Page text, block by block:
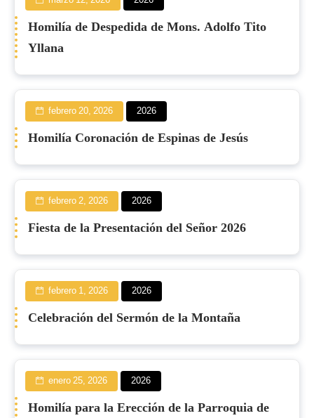
Homilía de Despedida de Mons. Adolfo Tito
Yllana
febrero 20, 2026 2026
Homilía Coronación de Espinas de Jesús
febrero 2, 2026 2026
Fiesta de la Presentación del Señor 2026
febrero 1, 2026 2026
Celebración del Sermón de la Montaña
enero 25, 2026 2026
Homilía para la Erección de la Parroquia de